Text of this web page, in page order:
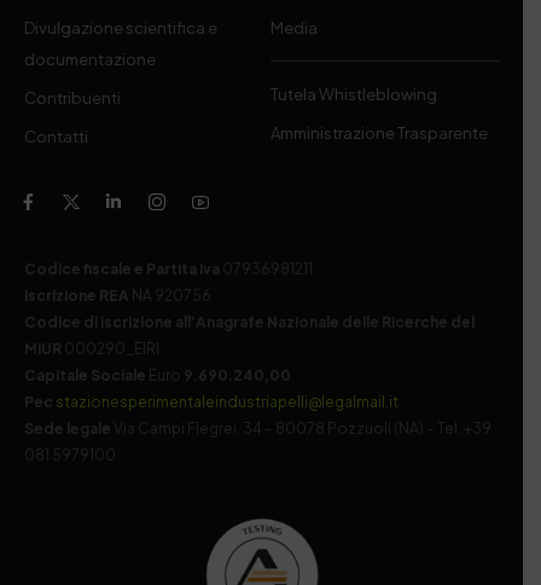
Divulgazione scientifica e
documentazione
Contribuenti
Contatti
Media
Tutela Whistleblowing
Amministrazione Trasparente
Codice fiscale e Partita Iva 07936981211
Iscrizione REA NA 920756
Codice di iscrizione all’Anagrafe Nazionale delle Ricerche del
MIUR 000290_EIRI
Capitale Sociale Euro 9.690.240,00
Pec stazionesperimentaleindustriapelli@legalmail.it
Sede legale
Via Campi Flegrei, 34 – 80078 Pozzuoli (NA) – Tel. +39
081 5979100